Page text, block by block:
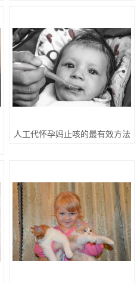
人工代怀孕妈止咳的最有效方法